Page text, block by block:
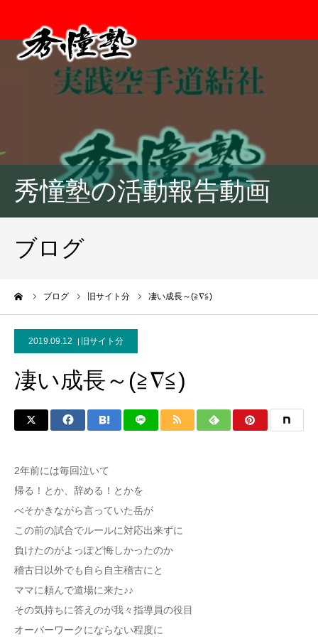
秀憧塾の活動報告動画
ブログ
ブログ 旧サイト分 凄い成長～(≧∇≦)
2019.09.12 旧サイト分
凄い成長～(≧∇≦)
2年前には毎回泣いて
帰る！とか、辞める！とかを
べそかきながら言っていた岳が
この前の試合でルールに対応出来ずに
負けたのがよっぽど悔しかったのか
稽古日以外でも自ら自主稽古にと
ママに頼んで道場に来た♪♪
その気持ちに答えのが我々指導員の役目
オーバーワークにならない程度に